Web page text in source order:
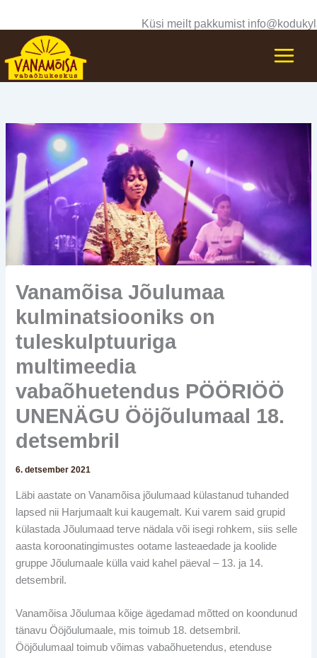
content
Küsi meilt pakkumist
Vanamõisa Jõulumaa
kulminatsiooniks on
tuleskulptuuriga
multimeedia
vabaõhuetendus PÖÖRIÖÖ
UNENÄGU Ööjõulumaal 18.
detsembril
6. detsember 2021
Läbi aastate on Vanamõisa jõulumaad külastanud tuhanded
lapsed nii Harjumaalt kui kaugemalt. Kui varem said grupid
külastada Jõulumaad terve nädala või isegi rohkem, siis selle
aasta koroonatingimustes ootame lasteaedade ja koolide
gruppe Jõulumaale külla vaid kahel päeval – 13. ja 14.
detsembril.
Vanamõisa Jõulumaa kõige ägedamad mõtted on koondunud
tänavu Ööjõulumaale, mis toimub 18. detsembril.
Ööjõulumaal toimub võimas vabaõhuetendus, etenduse